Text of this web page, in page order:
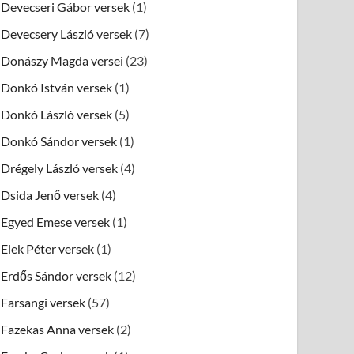
Devecseri Gábor versek (1)
Devecsery László versek (7)
Donászy Magda versei (23)
Donkó István versek (1)
Donkó László versek (5)
Donkó Sándor versek (1)
Drégely László versek (4)
Dsida Jenő versek (4)
Egyed Emese versek (1)
Elek Péter versek (1)
Erdős Sándor versek (12)
Farsangi versek (57)
Fazekas Anna versek (2)